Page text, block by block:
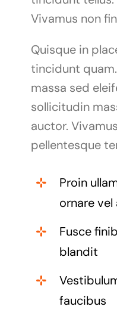
Vivamus non
Quisque in
tincidunt
massa sed
sollicitudin
auctor.
pellentesque
Proin
ornare vel
Fusce
blandit
faucibus